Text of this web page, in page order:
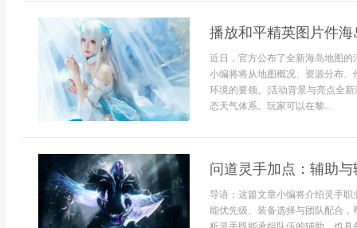
播放和平精英图片件
近日，官方公布了全新海岛地图
小编将将从地图概况、资源分布
环境的要领。|活动背景与亮点全
态天气体系。玩家可以在黎...
问道灵手加点：辅助
导语：这篇文章小编将介绍灵手
能优先级、装备选择与团队配合